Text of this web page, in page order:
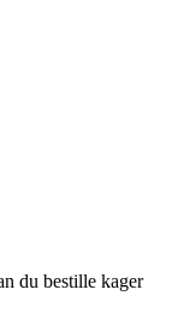
du bestille kager